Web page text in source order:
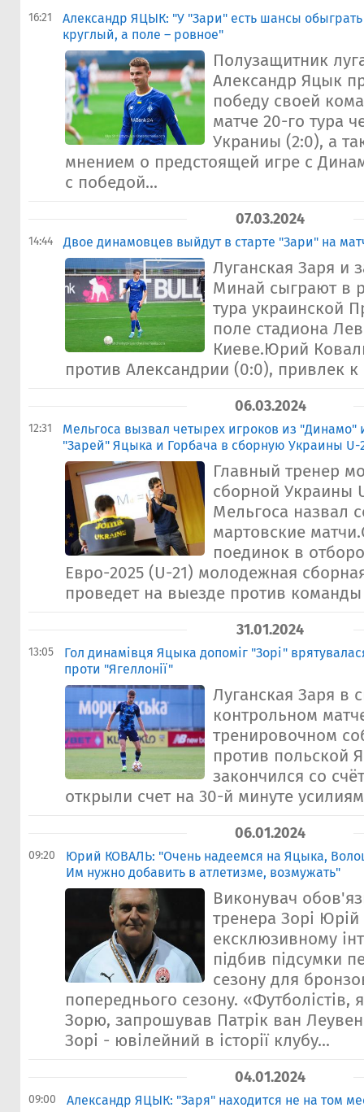
16:21
Александр ЯЦЫК: "У "Зари" есть шансы
круглый, а поле – ровное"
Полузащитник
Александр Яцык
победу своей
матче 20-го тура
Украниы (2:0), а
мнением о предстоящей игре с
с победой...
07.03.2024
14:44 Двое динамовцев выйдут в старте "Зари" на
Луганская Заря и
Минай сыграют в
тура украинской
поле стадиона
Киеве.Юрий
против Александрии (0:0), привлек к
06.03.2024
12:31
Мельгоса вызвал четырех игроков из "Динамо"
"Зарей" Яцыка и Горбача в сборную Украины U-
Главный тренер
сборной Украины
Мельгоса назвал
мартовские
поединок в
Евро-2025 (U-21) молодежная
проведет на выезде против
31.01.2024
13:05
Гол динамівця Яцыка допоміг "Зорі"
проти "Ягеллонії"
Луганская Заря в
контрольном
тренировочном
против польской
закончился со
открыли счет на 30-й минуте
06.01.2024
09:20
Юрий КОВАЛЬ: "Очень надеемся на Яцыка,
Им нужно добавить в атлетизме, возмужать"
Виконувач
тренера Зорі
ексклюзивному
підбив підсумки
сезону для
попереднього сезону. «Футболістів,
Зорю, запрошував Патрік ван
Зорі - ювілейний в історії клубу...
04.01.2024
09:00 Александр ЯЦЫК: "Заря" находится не на том